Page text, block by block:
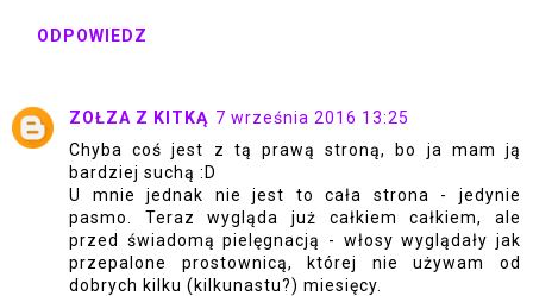
ODPOWIEDZ
ZOŁZA Z KITKĄ 7 września 2016 13:25
Chyba coś jest z tą prawą stroną, bo ja mam ją
bardziej suchą :D
U mnie jednak nie jest to cała strona - jedynie
pasmo. Teraz wygląda już całkiem całkiem, ale
przed świadomą pielęgnacją - włosy wyglądały jak
przepalone prostownicą, której nie używam od
dobrych kilku (kilkunastu?) miesięcy.